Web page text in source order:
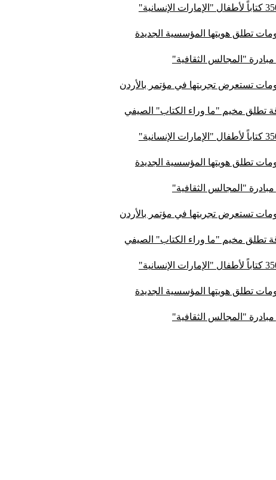
تطلق هويتها المؤسسية الجديدة
"المجالس الثقافية"
تستعرض تجربتها في مؤتمر بالأردن
تطلق مخيم "ما وراء الكتاب" الصيفي
تطلق هويتها المؤسسية الجديدة
"المجالس الثقافية"
تستعرض تجربتها في مؤتمر بالأردن
تطلق مخيم "ما وراء الكتاب" الصيفي
تطلق هويتها المؤسسية الجديدة
"المجالس الثقافية"